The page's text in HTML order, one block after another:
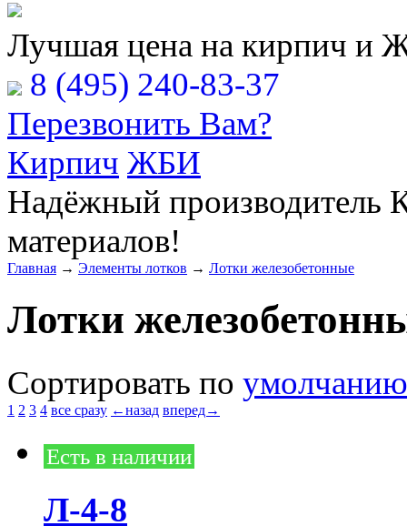
Лучшая цена на кирпич и
8 (495) 240-83-37
Перезвонить Вам?
Кирпич ЖБИ
Надёжный производитель
материалов!
Главная → Элементы лотков → Лотки железобетонные
Лотки
Сортировать по умолчанию
1 2 3 4 все сразу ←назад вперед→
Есть в наличии
Л-4-8